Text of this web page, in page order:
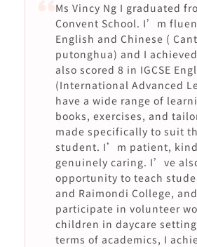
Ms Vincy Ng I graduated
Convent School. I’m
English and Chinese (
putonghua) and I achieved
also scored 8 in IGCSE
(International Advanced
have a wide range of
books, exercises, and
made specifically to suit
student. I’m patient,
genuinely caring. I’ve
opportunity to teach
and Raimondi College,
participate in volunteer
children in daycare
terms of academics, I